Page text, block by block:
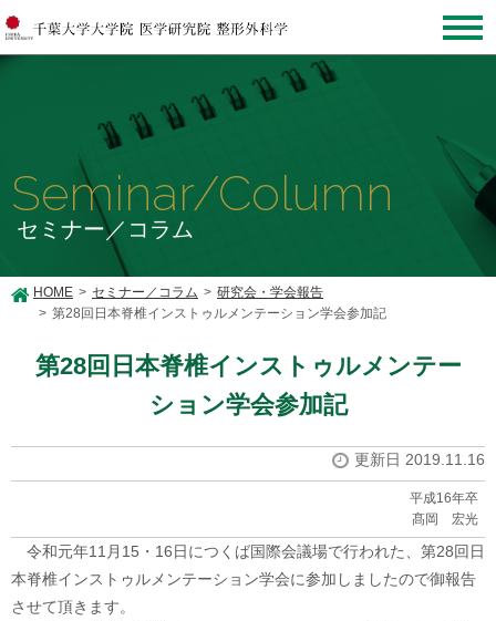
Seminar/Column
セミナー／コラム
HOME セミナー／コラム
研究会・学会報告
第28回日本脊椎インストゥルメンテーション学会参加記
第28回日本脊椎インストゥルメンテー
ション学会参加記
更新日 2019.11.16
平成16年卒
髙岡 宏光
令和元年11月15・16日につくば国際会議場で行われた、第28回日
本脊椎インストゥルメンテーション学会に参加しましたので御報告
させて頂きます。